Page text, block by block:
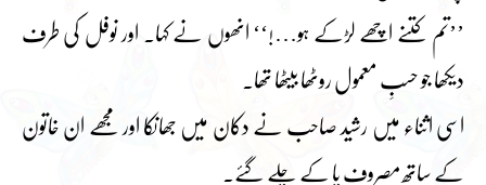
’’تم کتنے اچھے لڑکے ہو…!‘‘ انھوں نے کہا۔ اور نوفل کی طرف
دیکھا جو حسبِ معمول روٹھا بیٹھا تھا۔
اسی اثناء میں رشید صاحب نے دکان میں جھانکا اور مجھے ان خاتون
کے ساتھ مصروف پا کے چلے گئے۔